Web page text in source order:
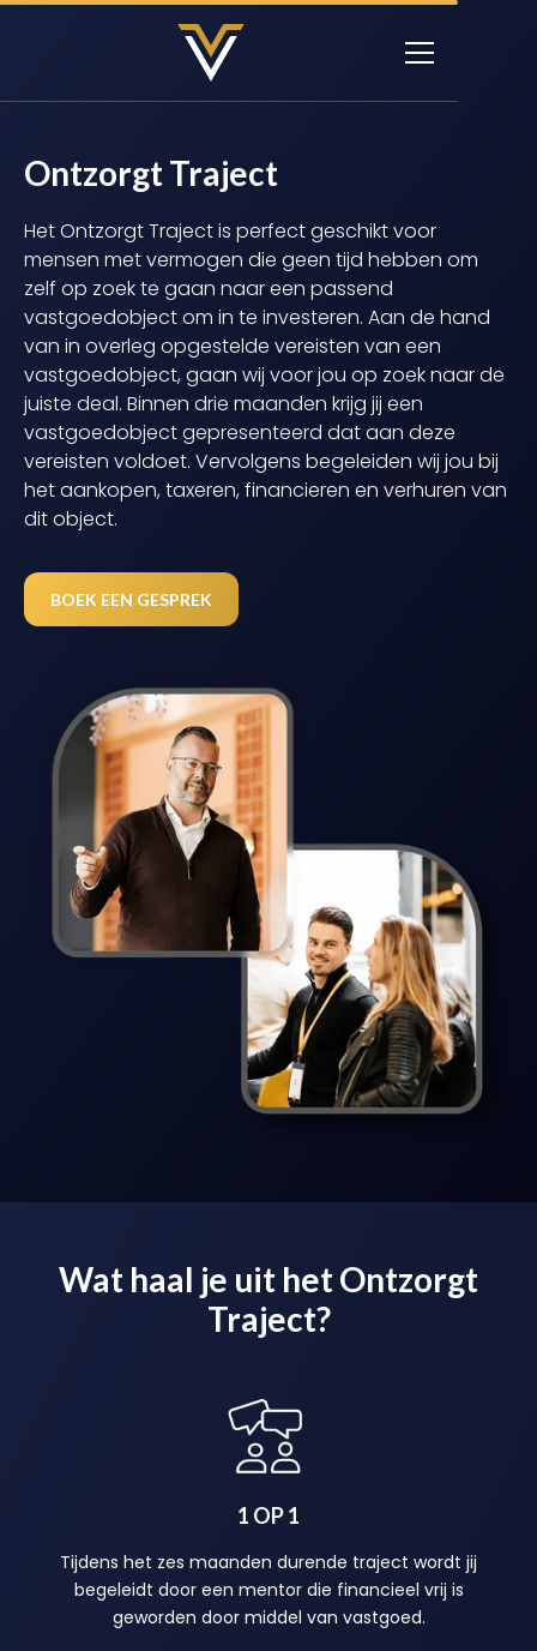
Ontzorgt Traject
Het Ontzorgt Traject is perfect geschikt voor
mensen met vermogen die geen tijd hebben om
zelf op zoek te gaan naar een passend
vastgoedobject om in te investeren. Aan de hand
van in overleg opgestelde vereisten van een
vastgoedobject, gaan wij voor jou op zoek naar de
juiste deal. Binnen drie maanden krijg jij een
vastgoedobject gepresenteerd dat aan deze
vereisten voldoet. Vervolgens begeleiden wij jou bij
het aankopen, taxeren, financieren en verhuren van
dit object.
BOEK EEN GESPREK
Wat haal je uit het Ontzorgt
Traject?
1 OP 1
Tijdens het zes maanden durende traject wordt jij
begeleidt door een mentor die financieel vrij is
geworden door middel van vastgoed.